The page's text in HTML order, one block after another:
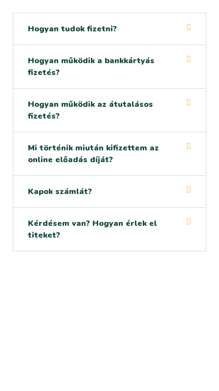
Hogyan tudok fizetni?
Hogyan működik a bankkártyás
fizetés?
Hogyan működik az átutalásos
fizetés?
Mi történik miután kifizettem az
online előadás díját?
Kapok számlát?
Kérdésem van? Hogyan érlek el
titeket?